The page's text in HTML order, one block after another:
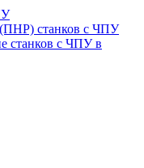
станков с ЧПУ
станков с ЧПУ в